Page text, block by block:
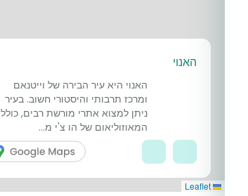
האנוי
האנוי היא עיר הבירה של וייטנאם
ומרכז תרבותי והיסטורי חשוב. בעיר
ניתן למצוא אתרי מורשת רבים, כולל
המאוזוליאום של הו צ'י מ...